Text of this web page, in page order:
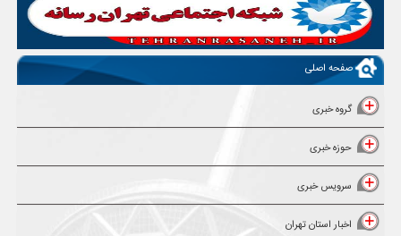
صفحه اصلی
گروه خبری
حوزه خبری
سرویس خبری
اخبار استان تهران